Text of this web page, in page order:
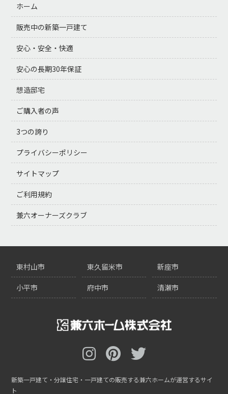
ホーム
販売中の新築一戸建て
安心・安全・快適
安心の長期30年保証
想造邸宅
ご購入者の声
3つの誇り
プライバシーポリシー
サイトマップ
ご利用規約
兼六オーナーズクラブ
東村山市 東久留米市 新座市
小平市 府中市 清瀬市
新築一戸建て・分譲住宅・一戸建ての販売する兼六ホームが運営するサイ
ト